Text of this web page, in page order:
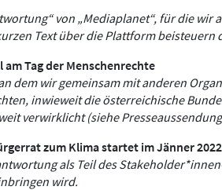
von „Mediaplanet“, für die wir
Text über die Plattform beisteuern
Tag der Menschenrechte
dem wir gemeinsam mit anderen
inwieweit die österreichische
verwirklicht (siehe Presseaussendung
zum Klima startet im Jänner 2022
als Teil des
wird.